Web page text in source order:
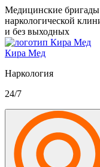
Медицинские бригады
наркологической
и без выходных
Кира Мед
Наркология
24/7